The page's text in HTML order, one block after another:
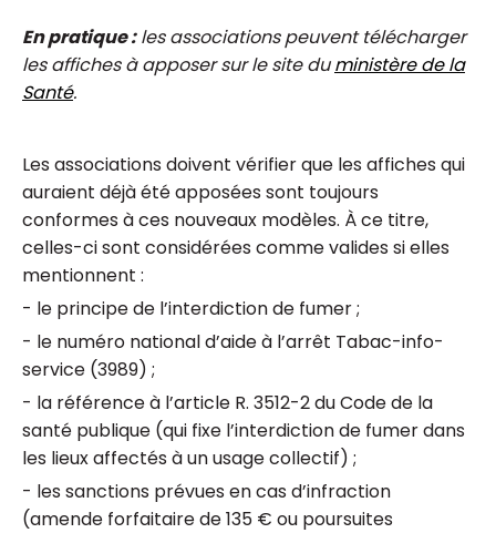
En pratique :les associations peuvent télécharger
les affiches à apposer sur le site duministère de la
Santé.
Les associations doivent vérifier que les affiches qui
auraient déjà été apposées sont toujours
conformes à ces nouveaux modèles. À ce titre,
celles-ci sont considérées comme valides si elles
mentionnent :
- le principe de l’interdiction de fumer ;
- le numéro national d’aide à l’arrêt Tabac-info-
service (3989) ;
- la référence à l’article R. 3512-2 du Code de la
santé publique (qui fixe l’interdiction de fumer dans
les lieux affectés à un usage collectif) ;
- les sanctions prévues en cas d’infraction
(amende forfaitaire de 135 € ou poursuites